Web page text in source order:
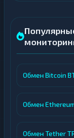
Обмен Bitcoin
Обмен
Обмен Tether